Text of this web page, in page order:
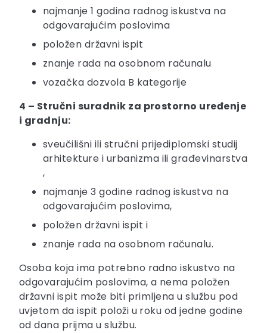
najmanje 1 godina radnog iskustva na
odgovarajućim poslovima
položen državni ispit
znanje rada na osobnom računalu
vozačka dozvola B kategorije
4 – Stručni suradnik za prostorno uređenje
i gradnju:
sveučilišni ili stručni prijediplomski studij
arhitekture i urbanizma ili građevinarstva
,
najmanje 3 godine radnog iskustva na
odgovarajućim poslovima,
položen državni ispit i
znanje rada na osobnom računalu.
Osoba koja ima potrebno radno iskustvo na
odgovarajućim poslovima, a nema položen
državni ispit može biti primljena u službu pod
uvjetom da ispit položi u roku od jedne godine
od dana prijma u službu.